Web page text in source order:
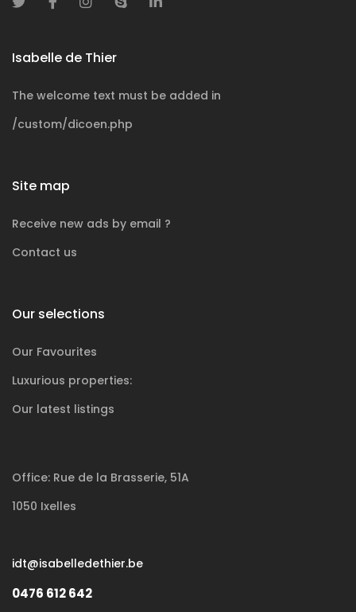
Isabelle de Thier
The welcome text must be added in
/custom/dicoen.php
Site map
Receive new ads by email ?
Contact us
Our selections
Our Favourites
Luxurious properties:
Our latest listings
Office: Rue de la Brasserie, 51A
1050 Ixelles
idt@isabelledethier.be
0476 612 642